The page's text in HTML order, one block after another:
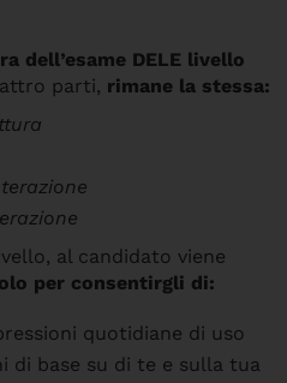
dell’esame DELE livello
parti, rimane la stessa:
al candidato viene
per consentirgli di:
quotidiane di uso
di base su di te e sulla tua